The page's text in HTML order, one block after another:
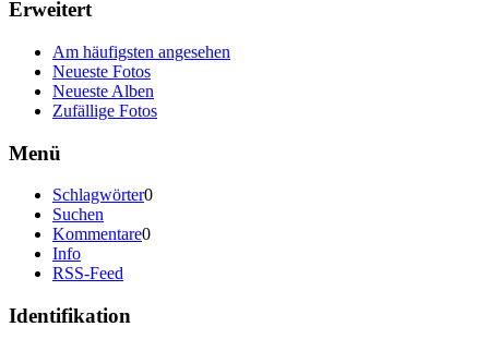
Erweitert
Am häufigsten angesehen
Neueste Fotos
Neueste Alben
Zufällige Fotos
Menü
Schlagwörter0
Suchen
Kommentare0
Info
RSS-Feed
Identifikation